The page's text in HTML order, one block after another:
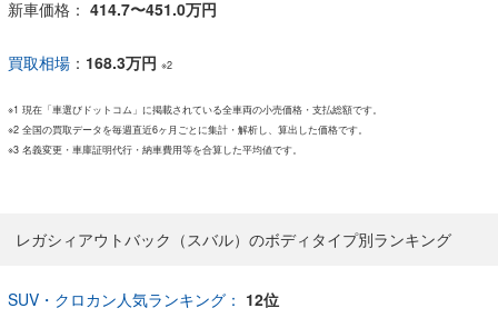
新車価格： 414.7〜451.0万円
買取相場 ： 168.3万円 ※2
※1 現在「車選びドットコム」に掲載されている全車両の小売価格・支払総額です。
※2 全国の買取データを毎週直近6ヶ月ごとに集計・解析し、算出した価格です。
※3 名義変更・車庫証明代行・納車費用等を合算した平均値です。
レガシィアウトバック（スバル）のボディタイプ別ランキング
SUV・クロカン人気ランキング： 12位